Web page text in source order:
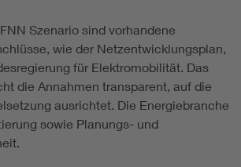
Szenario sind vorhandene
wie der Netzentwicklungsplan,
für Elektromobilität. Das
die Annahmen transparent, auf die
ausrichtet. Die Energiebranche
sowie Planungs- und